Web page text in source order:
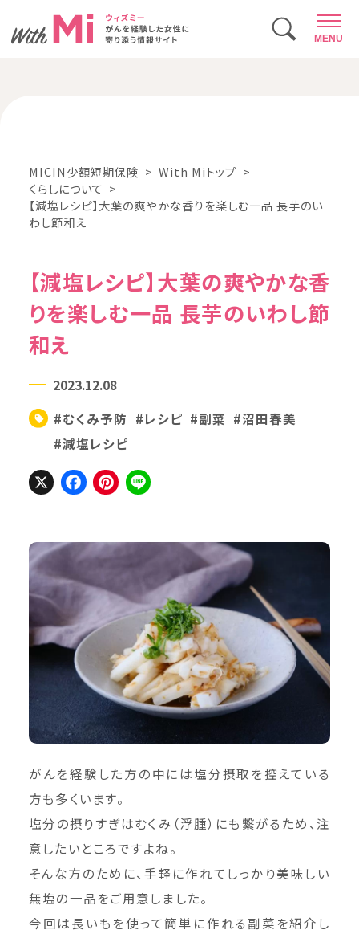
MENU
MICIN少額短期保険
With Miトップ
くらしについて
【減塩レシピ】大葉の爽やかな香りを楽しむ一品 長芋のい
わし節和え
【減塩レシピ】大葉の爽やかな香
りを楽しむ一品 長芋のいわし節
和え
2023.12.08
#むくみ予防 #レシピ #副菜 #沼田春美
#減塩レシピ
X Facebook
Pinterest
がんを経験した方の中には塩分摂取を控えている
方も多くいます。
塩分の摂りすぎはむくみ（浮腫）にも繋がるため、注
意したいところですよね。
そんな方のために、手軽に作れてしっかり美味しい
無塩の一品をご用意しました。
今回は長いもを使って簡単に作れる副菜を紹介し